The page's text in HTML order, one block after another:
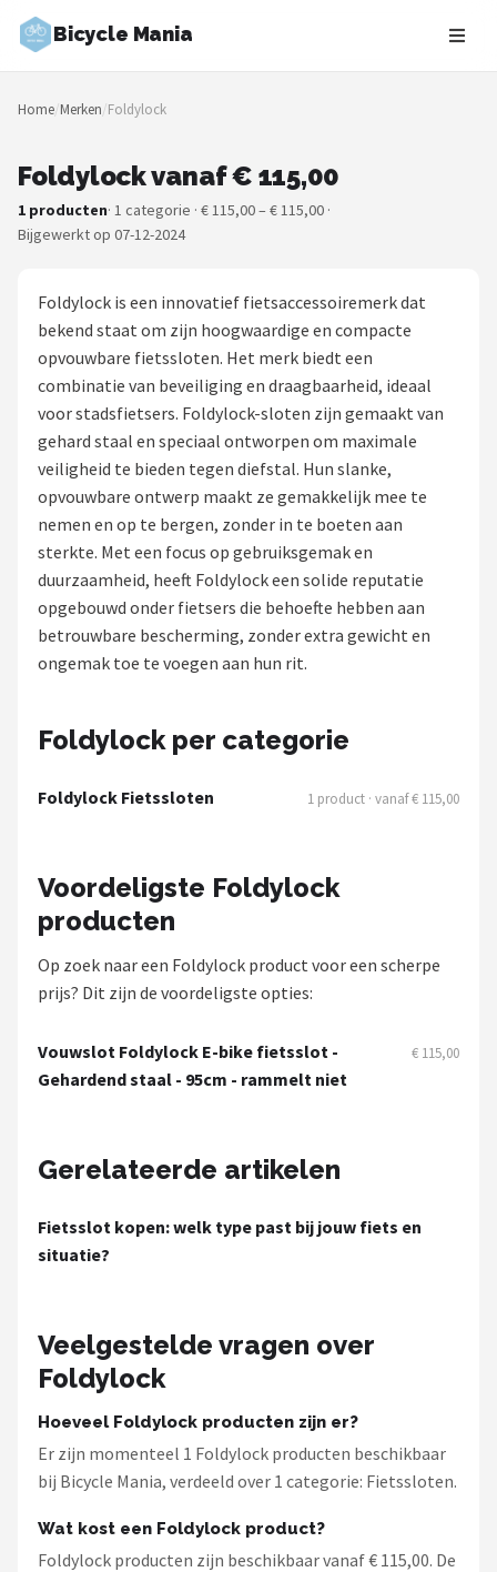
Bicycle Mania
Zoeken
NAVIGATIE
Merken
Fietsroutes
Kinderfietsen
Stadsfietsen
Elektrische fietsen
Mountainbikes
Shop
POPULAIRE MERKEN
Basil
Volare
New Looxs
Schwalbe
Voltano
Cortina
Alle merken →
Home/Merken/Foldylock
Foldylock vanaf € 115,00
1 producten· 1 categorie · € 115,00 – € 115,00 ·
Bijgewerkt op 07-12-2024
Foldylock is een innovatief fietsaccessoiremerk dat
bekend staat om zijn hoogwaardige en compacte
opvouwbare fietssloten. Het merk biedt een
combinatie van beveiliging en draagbaarheid, ideaal
voor stadsfietsers. Foldylock-sloten zijn gemaakt van
gehard staal en speciaal ontworpen om maximale
veiligheid te bieden tegen diefstal. Hun slanke,
opvouwbare ontwerp maakt ze gemakkelijk mee te
nemen en op te bergen, zonder in te boeten aan
sterkte. Met een focus op gebruiksgemak en
duurzaamheid, heeft Foldylock een solide reputatie
opgebouwd onder fietsers die behoefte hebben aan
betrouwbare bescherming, zonder extra gewicht en
ongemak toe te voegen aan hun rit.
Foldylock per categorie
Foldylock Fietssloten 1 product · vanaf € 115,00
Voordeligste Foldylock
producten
Op zoek naar een Foldylock product voor een scherpe
prijs? Dit zijn de voordeligste opties:
Vouwslot Foldylock E-bike fietsslot -
Gehardend staal - 95cm - rammelt niet
€ 115,00
Gerelateerde artikelen
Fietsslot kopen: welk type past bij jouw fiets en
situatie?
Veelgestelde vragen over
Foldylock
Hoeveel Foldylock producten zijn er?
Er zijn momenteel 1 Foldylock producten beschikbaar
bij Bicycle Mania, verdeeld over 1 categorie: Fietssloten.
Wat kost een Foldylock product?
Foldylock producten zijn beschikbaar vanaf € 115,00. De